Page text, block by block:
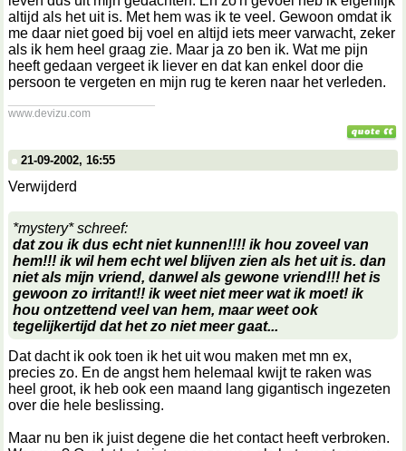
altijd als het uit is. Met hem was ik te veel. Gewoon omdat ik
me daar niet goed bij voel en altijd iets meer varwacht, zeker
als ik hem heel graag zie. Maar ja zo ben ik. Wat me pijn
heeft gedaan vergeet ik liever en dat kan enkel door die
persoon te vergeten en mijn rug te keren naar het verleden.
www.devizu.com
21-09-2002, 16:55
Verwijderd
*mystery* schreef:
dat zou ik dus echt niet kunnen!!!! ik hou zoveel van
hem!!! ik wil hem echt wel blijven zien als het uit is. dan
niet als mijn vriend, danwel als gewone vriend!!! het is
gewoon zo irritant!! ik weet niet meer wat ik moet! ik
hou ontzettend veel van hem, maar weet ook
tegelijkertijd dat het zo niet meer gaat...
Dat dacht ik ook toen ik het uit wou maken met mn ex,
precies zo. En de angst hem helemaal kwijt te raken was
heel groot, ik heb ook een maand lang gigantisch ingezeten
over die hele beslissing.
Maar nu ben ik juist degene die het contact heeft verbroken.